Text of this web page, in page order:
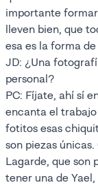
importante
lleven bien, que
esa es la forma
JD: ¿Una
personal?
PC: Fíjate, ahí sí
encanta el
fotitos esas
son piezas
Lagarde, que son
tener una de